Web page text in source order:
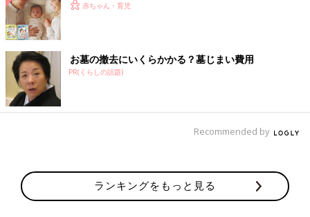
赤ちゃん・育児
お墓の撤去にいくらかかる？墓じまい費用
PR(くらしの話題)
Recommended by
ランキングをもっと見る